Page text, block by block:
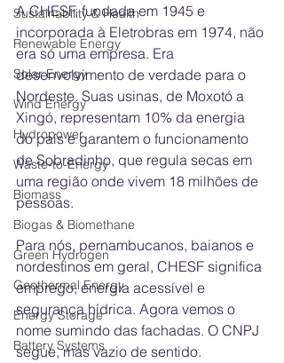
Sustainability & Health
Renewable Energy
Solar Energy
Wind Energy
Hydropower
Waste-to-Energy
Biomass
Biogas & Biomethane
Green Hydrogen
Geothermal Energy
Energy Storage
Battery Systems
A CHESF, fundada em 1945 e
incorporada à Eletrobras em 1974, não
era só uma empresa. Era
desenvolvimento de verdade para o
Nordeste. Suas usinas, de Moxotó a
Xingó, representam 10% da energia
do país e garantem o funcionamento
de Sobradinho, que regula secas em
uma região onde vivem 18 milhões de
pessoas.
Para nós, pernambucanos, baianos e
nordestinos em geral, CHESF significa
emprego, energia acessível e
segurança hídrica. Agora vemos o
nome sumindo das fachadas. O CNPJ
segue, mas vazio de sentido.